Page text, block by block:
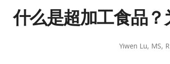
什么是超加工食品
Yiwen Lu, MS,